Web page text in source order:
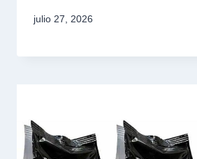
julio 27, 2026